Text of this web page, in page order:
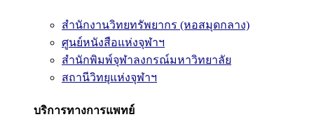
สำนักงานวิทยทรัพยากร (หอสมุดกลาง)
ศูนย์หนังสือแห่งจุฬาฯ
สำนักพิมพ์จุฬาลงกรณ์มหาวิทยาลัย
สถานีวิทยุแห่งจุฬาฯ
บริการทางการแพทย์